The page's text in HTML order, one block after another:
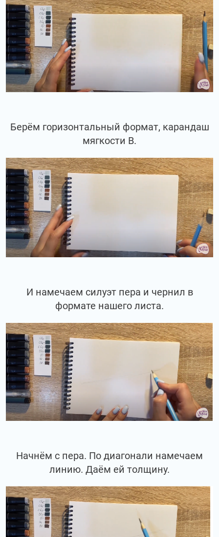
Берём горизонтальный формат, карандаш
мягкости В.
И намечаем силуэт пера и чернил в
формате нашего листа.
Начнём с пера. По диагонали намечаем
линию. Даём ей толщину.